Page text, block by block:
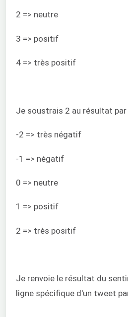
2 => neutre
3 => positif
4 => très positif
Je soustrais 2 au résultat
-2 => très négatif
-1 => négatif
0 => neutre
1 => positif
2 => très positif
Je renvoie le résultat du
ligne spécifique d'un tweet